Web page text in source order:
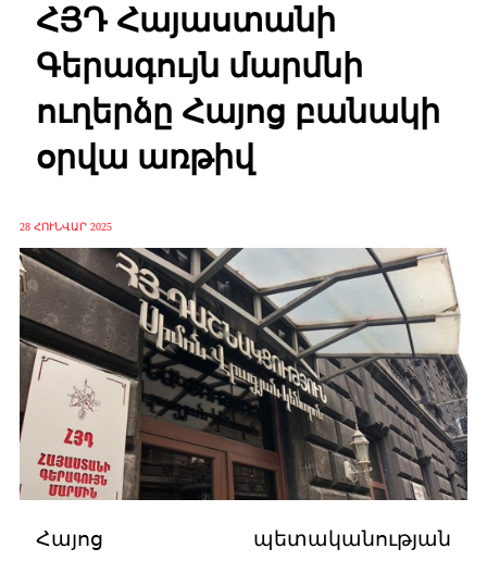
ՀՅԴ Հայաստանի
Գերագույն մարմնի
ուղերձը Հայոց բանակի
օրվա առթիվ
28 ՀՈՒՆՎԱՐ 2025
Հայոց պետականության